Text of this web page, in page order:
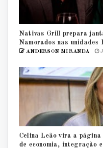
Nativas Grill prepara
Namorados nas unidades
ANDERSON MIRANDA
Celina Leão vira a
de economia, integração